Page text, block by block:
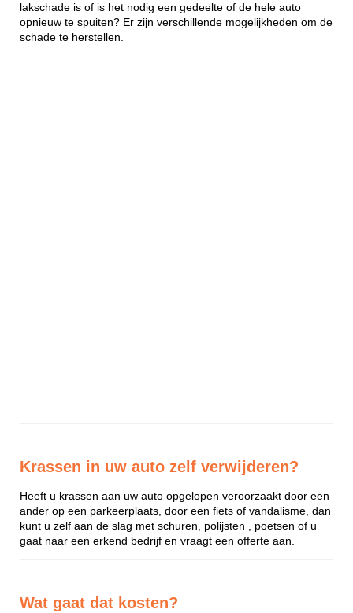
lakschade is of is het nodig een gedeelte of de hele auto
opnieuw te spuiten? Er zijn verschillende mogelijkheden om de
schade te herstellen.
Krassen in uw auto zelf verwijderen?
Heeft u krassen aan uw auto opgelopen veroorzaakt door een
ander op een parkeerplaats, door een fiets of vandalisme, dan
kunt u zelf aan de slag met schuren, polijsten , poetsen of u
gaat naar een erkend bedrijf en vraagt een offerte aan.
Wat gaat dat kosten?